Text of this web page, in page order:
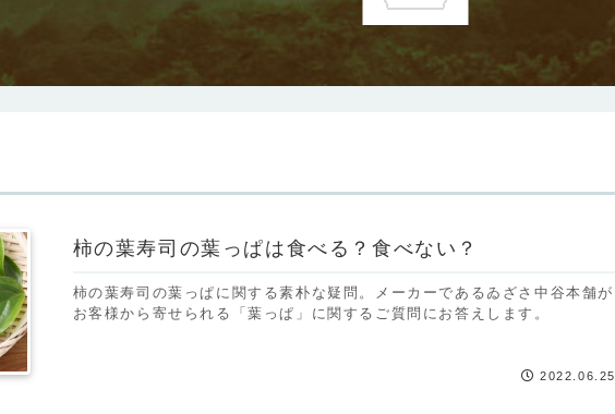
柿の葉寿司の葉っぱは食べる？食べない？
柿の葉寿司の葉っぱに関する素朴な疑問。メーカーであるゐざさ中谷本舗が
お客様から寄せられる「葉っぱ」に関するご質問にお答えします。
2022.06.25